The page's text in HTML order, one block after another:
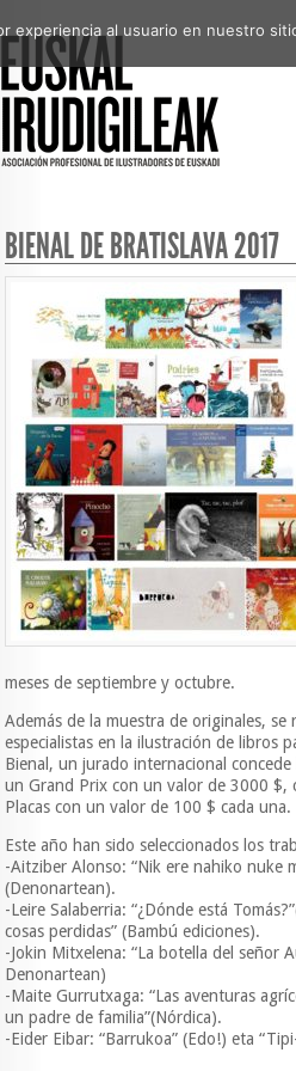
BIENAL DE BRATISLAVA 2017
meses de septiembre y octubre.
Además de la muestra de originales,
especialistas en la ilustración de libros
Bienal, un jurado internacional
un Grand Prix con un valor de 3000 $,
Placas con un valor de 100 $ cada una.
Este año han sido seleccionados los
-Aitziber Alonso: “Nik ere nahiko nuke
(Denonartean).
-Leire Salaberria: “¿Dónde está
cosas perdidas” (Bambú ediciones).
-Jokin Mitxelena: “La botella del señor
Denonartean)
-Maite Gurrutxaga: “Las aventuras
un padre de familia”(Nórdica).
-Eider Eibar: “Barrukoa” (Edo!) eta
experiencia al usuario en nuestro